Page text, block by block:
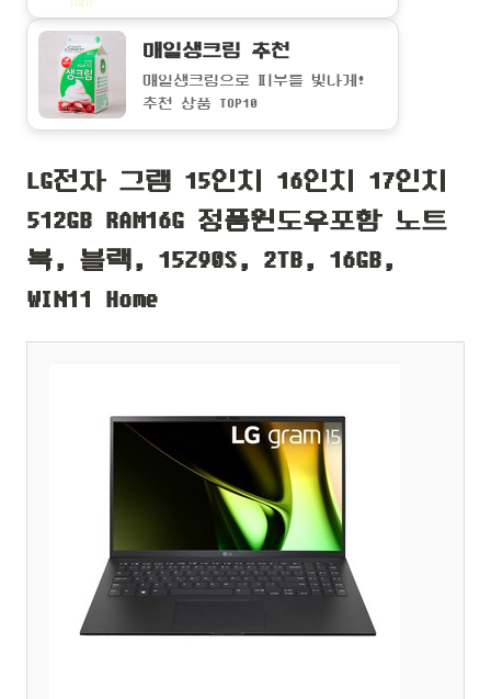
매일생크림 추천
매일생크림으로 피부를 빛나게!
추천 상품 TOP10
LG전자 그램 15인치 16인치 17인치
512GB RAM16G 정품윈도우포함 노트
북, 블랙, 15Z90S, 2TB, 16GB,
WIN11 Home